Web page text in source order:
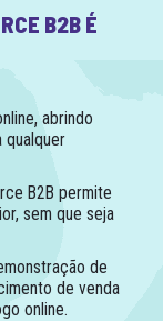
B2B É
abrindo
qualquer
B2B permite
sem que seja
de
de venda
online.